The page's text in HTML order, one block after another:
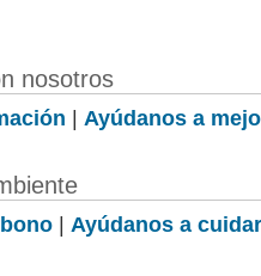
nosotros
| Ayúdanos a
| Ayúdanos a